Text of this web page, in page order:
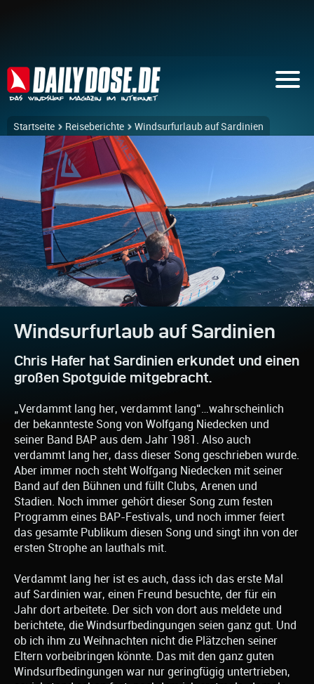
Startseite Reiseberichte Windsurfurlaub auf Sardinien
Windsurfurlaub auf Sardinien
Chris Hafer hat Sardinien erkundet und einen
großen Spotguide mitgebracht.
„Verdammt lang her, verdammt lang“…wahrscheinlich
der bekannteste Song von Wolfgang Niedecken und
seiner Band BAP aus dem Jahr 1981. Also auch
verdammt lang her, dass dieser Song geschrieben wurde.
Aber immer noch steht Wolfgang Niedecken mit seiner
Band auf den Bühnen und füllt Clubs, Arenen und
Stadien. Noch immer gehört dieser Song zum festen
Programm eines BAP-Festivals, und noch immer feiert
das gesamte Publikum diesen Song und singt ihn von der
ersten Strophe an lauthals mit.
Verdammt lang her ist es auch, dass ich das erste Mal
auf Sardinien war, einen Freund besuchte, der für ein
Jahr dort arbeitete. Der sich von dort aus meldete und
berichtete, die Windsurfbedingungen seien ganz gut. Und
ob ich ihm zu Weihnachten nicht die Plätzchen seiner
Eltern vorbeibringen könnte. Das mit den ganz guten
Windsurfbedingungen war nur geringfügig untertrieben,